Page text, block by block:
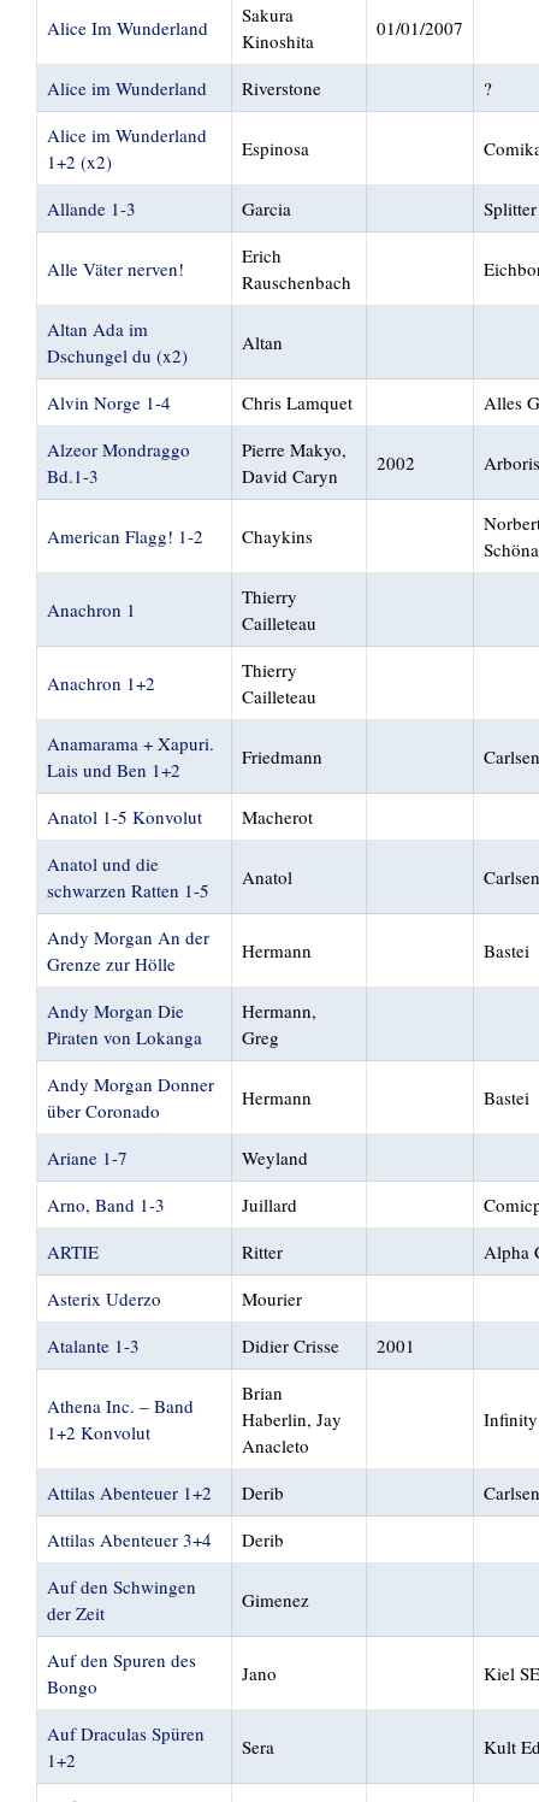
Alice Im Wunderland
Sakura
Kinoshita
01/01/2007
Alice im Wunderland Riverstone
?
Alice im Wunderland
1+2 (x2)
Espinosa
Allande 1-3 Garcia Splitter
Alle Väter nerven!
Erich
Rauschenbach
Altan Ada im
Dschungel du (x2)
Altan
Alvin Norge 1-4 Chris Lamquet
Alles
Alzeor Mondraggo
Bd.1-3
Pierre Makyo,
David Caryn
2002 Arboris
American Flagg! 1-2 Chaykins
Anachron 1
Thierry
Cailleteau
Anachron 1+2
Thierry
Cailleteau
Anamarama + Xapuri.
Lais und Ben 1+2
Friedmann Carlsen
Anatol 1-5 Konvolut
Macherot
Anatol und die
schwarzen Ratten 1-5
Anatol
Andy Morgan An der
Grenze zur Hölle
Hermann Bastei
Andy Morgan Die
Piraten von Lokanga
Hermann,
Greg
Andy Morgan Donner
über Coronado
Hermann Bastei
Ariane 1-7
Weyland
Arno, Band 1-3
Juillard
ARTIE
Ritter
Alpha
Asterix Uderzo
Mourier
Atalante 1-3
Didier Crisse 2001
Athena Inc. – Band
1+2 Konvolut
Brian
Haberlin, Jay
Anacleto
Infinity
Attilas Abenteuer 1+2 Derib
Attilas Abenteuer 3+4
Derib
Auf den Schwingen
der Zeit
Gimenez
Auf den Spuren des
Bongo
Jano Kiel
Auf Draculas Spüren
1+2
Sera Kult